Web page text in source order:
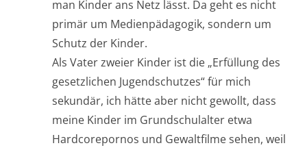
man Kinder ans Netz lässt. Da geht es nicht
primär um Medienpädagogik, sondern um
Schutz der Kinder.
Als Vater zweier Kinder ist die „Erfüllung des
gesetzlichen Jugendschutzes“ für mich
sekundär, ich hätte aber nicht gewollt, dass
meine Kinder im Grundschulalter etwa
Hardcorepornos und Gewaltfilme sehen, weil